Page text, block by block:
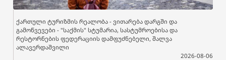
ქართული ტურიზმის რეალობა - ვითარება დარგში და
გამოწვევები - "საქმის" სტუმარია, სასტუმროებისა და
რესტორნების ფედერაციის დამფუძნებელი, შალვა
ალავერდაშვილი
2026-08-06